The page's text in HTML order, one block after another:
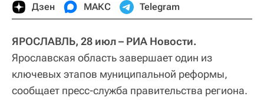
Дзен МАКС Telegram
ЯРОСЛАВЛЬ, 28 июл – РИА Новости.
Ярославская область завершает один из
ключевых этапов муниципальной реформы,
сообщает пресс-служба правительства региона.